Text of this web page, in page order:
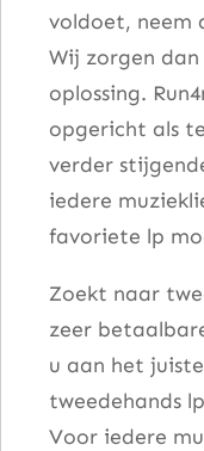
voldoet, neem
Wij zorgen dan
oplossing.
opgericht als
verder
iedere
favoriete lp
Zoekt naar
zeer
u aan het
tweedehands
Voor iedere